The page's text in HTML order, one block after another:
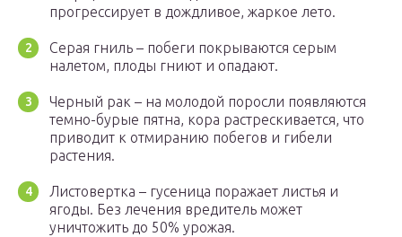
прогрессирует в дождливое, жаркое лето.
Серая гниль – побеги покрываются серым
налетом, плоды гниют и опадают.
Черный рак – на молодой поросли появляются
темно-бурые пятна, кора растрескивается, что
приводит к отмиранию побегов и гибели
растения.
Листовертка – гусеница поражает листья и
ягоды. Без лечения вредитель может
уничтожить до 50% урожая.